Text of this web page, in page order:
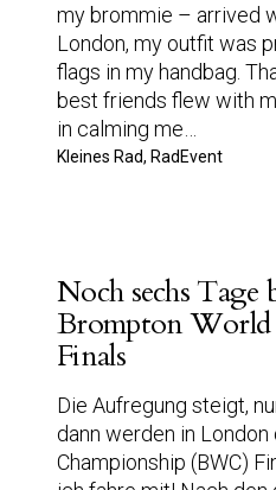
my brommie – arrived
London, my outfit was
flags in my handbag.
best friends flew with
in calming me…
Kleines Rad, RadEvent
Noch sechs Tage
Brompton World
Finals
Die Aufregung steigt,
dann werden in
Championship (BWC)